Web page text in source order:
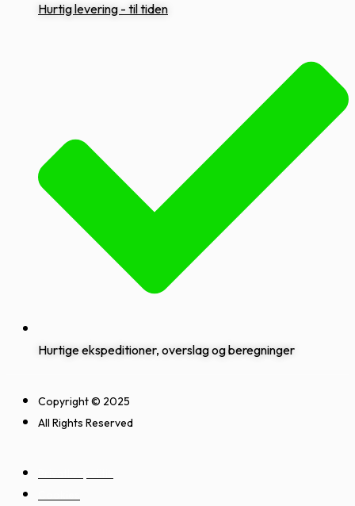
Hurtig levering - til tiden
Hurtige ekspeditioner, overslag og beregninger
Copyright © 2025
All Rights Reserved